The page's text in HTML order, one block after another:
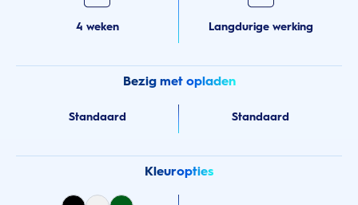
4 weken Langdurige werking
Bezig met opladen
Standaard Standaard
Kleuropties